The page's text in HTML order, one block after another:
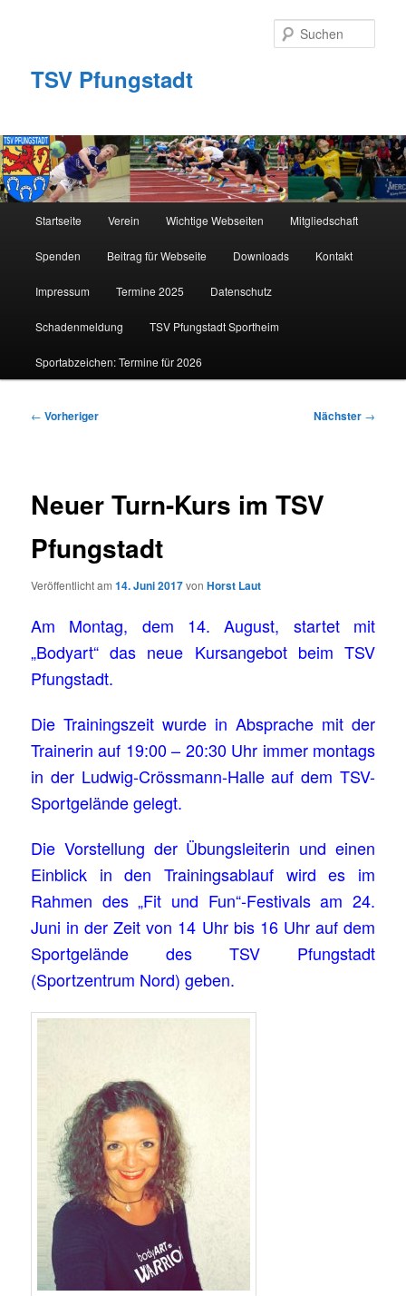
TSV Pfungstadt
Startseite Verein Wichtige Webseiten Mitgliedschaft
Spenden Beitrag für Webseite Downloads Kontakt
Impressum Termine 2025 Datenschutz
Schadenmeldung TSV Pfungstadt Sportheim
Sportabzeichen: Termine für 2026
Beitragsnavigation
← Vorheriger Nächster →
Neuer Turn-Kurs im TSV
Pfungstadt
Veröffentlicht am14. Juni 2017vonHorst Laut
Am Montag, dem 14. August, startet mit
„Bodyart“ das neue Kursangebot beim TSV
Pfungstadt.
Die Trainingszeit wurde in Absprache mit der
Trainerin auf 19:00 – 20:30 Uhr immer montags
in der Ludwig-Crössmann-Halle auf dem TSV-
Sportgelände gelegt.
Die Vorstellung der Übungsleiterin und einen
Einblick in den Trainingsablauf wird es im
Rahmen des „Fit und Fun“-Festivals am 24.
Juni in der Zeit von 14 Uhr bis 16 Uhr auf dem
Sportgelände des TSV Pfungstadt
(Sportzentrum Nord) geben.